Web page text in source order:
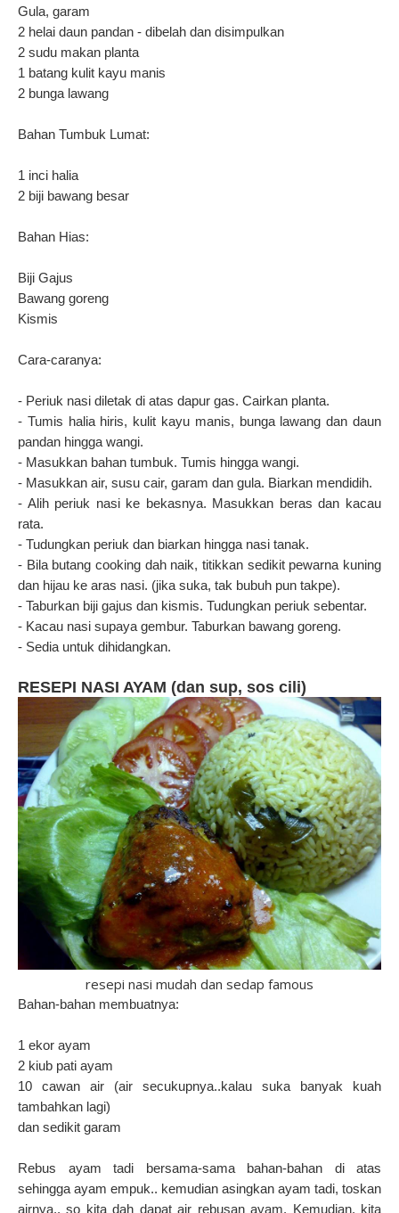
Gula, garam
2 helai daun pandan - dibelah dan disimpulkan
2 sudu makan planta
1 batang kulit kayu manis
2 bunga lawang
Bahan Tumbuk Lumat:
1 inci halia
2 biji bawang besar
Bahan Hias:
Biji Gajus
Bawang goreng
Kismis
Cara-caranya:
- Periuk nasi diletak di atas dapur gas. Cairkan planta.
- Tumis halia hiris, kulit kayu manis, bunga lawang dan daun
pandan hingga wangi.
- Masukkan bahan tumbuk. Tumis hingga wangi.
- Masukkan air, susu cair, garam dan gula. Biarkan mendidih.
- Alih periuk nasi ke bekasnya. Masukkan beras dan kacau
rata.
- Tudungkan periuk dan biarkan hingga nasi tanak.
- Bila butang cooking dah naik, titikkan sedikit pewarna kuning
dan hijau ke aras nasi. (jika suka, tak bubuh pun takpe).
- Taburkan biji gajus dan kismis. Tudungkan periuk sebentar.
- Kacau nasi supaya gembur. Taburkan bawang goreng.
- Sedia untuk dihidangkan.
RESEPI NASI AYAM (dan sup, sos cili)
resepi nasi mudah dan sedap famous
Bahan-bahan membuatnya:
1 ekor ayam
2 kiub pati ayam
10 cawan air (air secukupnya..kalau suka banyak kuah
tambahkan lagi)
dan sedikit garam
Rebus ayam tadi bersama-sama bahan-bahan di atas
sehingga ayam empuk.. kemudian asingkan ayam tadi, toskan
airnya.. so kita dah dapat air rebusan ayam. Kemudian. kita